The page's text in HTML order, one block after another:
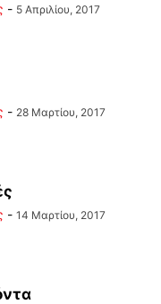
- 5 Απριλίου, 2017
- 28 Μαρτίου, 2017
- 14 Μαρτίου, 2017